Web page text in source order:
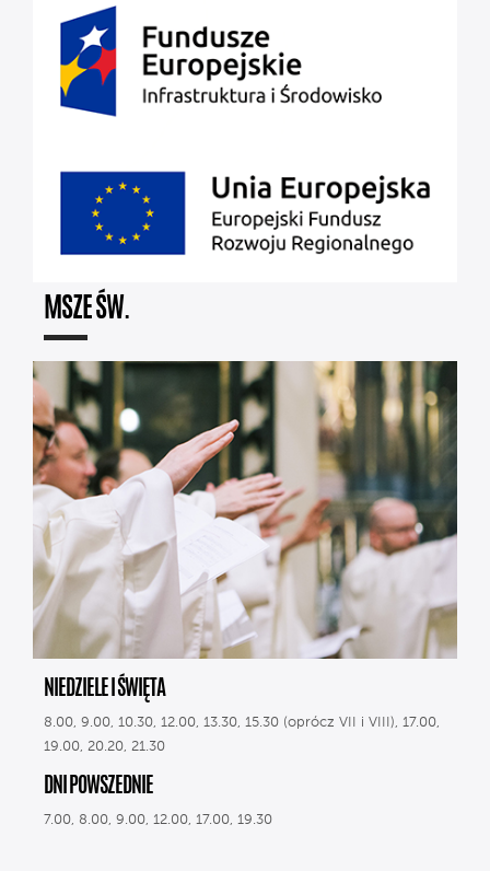
MSZE ŚW.
NIEDZIELE I ŚWIĘTA
8.00, 9.00, 10.30, 12.00, 13.30, 15.30 (oprócz VII i VIII), 17.00,
19.00, 20.20, 21.30
DNI POWSZEDNIE
7.00, 8.00, 9.00, 12.00, 17.00, 19.30